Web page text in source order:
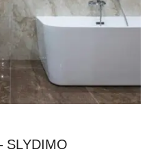
SLYDIMO